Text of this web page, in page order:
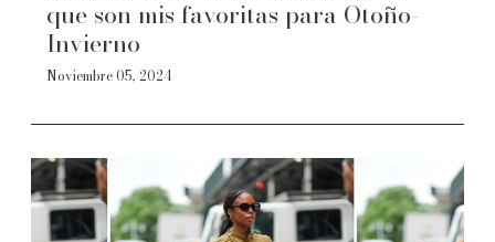
que son mis favoritas para Otoño-
Invierno
Noviembre 05, 2024